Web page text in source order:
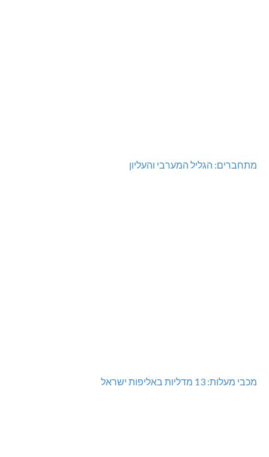
מתחברים: הגליל המערבי והעליון
מכבי מעלות: 13 מדליות באליפות ישראל